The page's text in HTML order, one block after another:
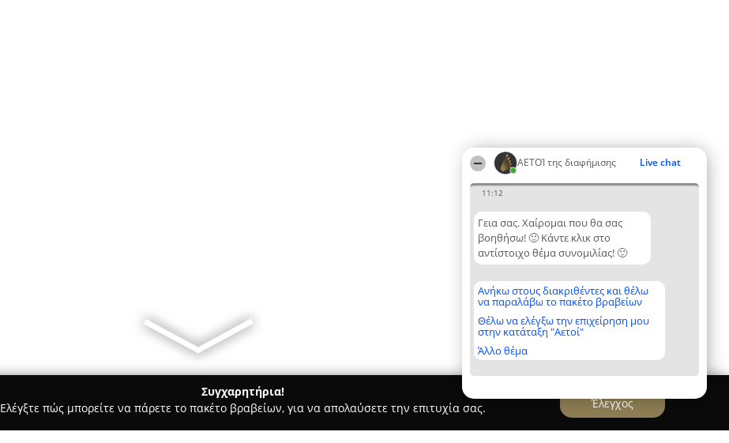
ΑΕΤΟΊ της διαφήμισης Live chat
11:12
Γεια σας. Χαίρομαι που θα σας
βοηθήσω! 🙂 Κάντε κλικ στο
αντίστοιχο θέμα συνομιλίας! 🙂
Ανήκω στους διακριθέντες και θέλω
να παραλάβω το πακέτο βραβείων
Θέλω να ελέγξω την επιχείρηση μου
στην κατάταξη "Αετοί"
Άλλο θέμα
Συγχαρητήρια!
Ελέγξτε πώς μπορείτε να πάρετε το πακέτο βραβείων, για να απολαύσετε την επιτυχία σας.
Έλεγχος